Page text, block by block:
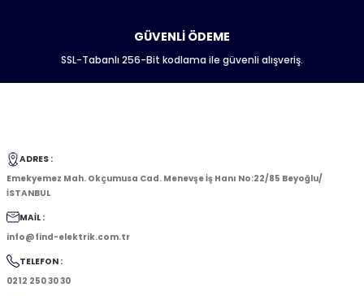
GÜVENLİ ÖDEME
SSL-Tabanlı 256-Bit kodlama ile güvenli alışveriş.
ADRES :
Emekyemez Mah. Okçumusa Cad. Menevşe İş Hanı No:22/85 Beyoğlu/
İSTANBUL
MAİL :
info@find-elektrik.com.tr
TELEFON :
0212 250 30 30